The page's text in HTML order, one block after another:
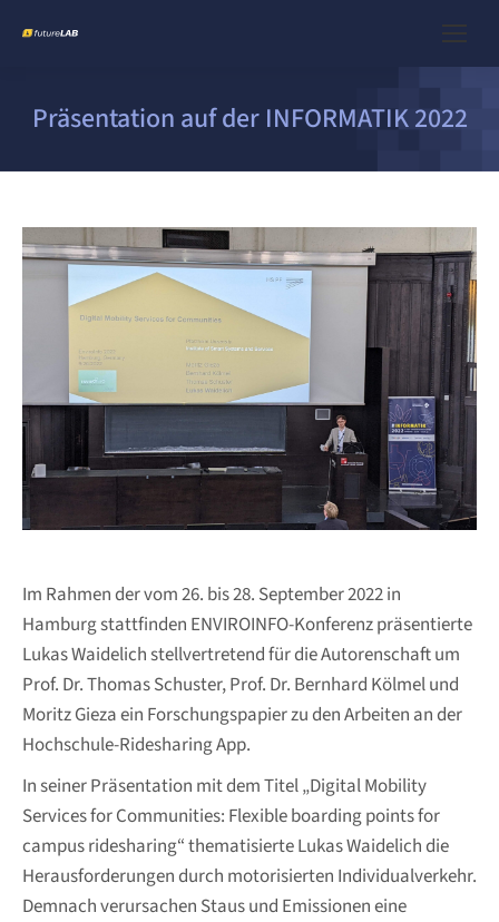
Präsentation auf der INFORMATIK 2022
Im Rahmen der vom 26. bis 28. September 2022 in
Hamburg stattfinden ENVIROINFO-Konferenz präsentierte
Lukas Waidelich stellvertretend für die Autorenschaft um
Prof. Dr. Thomas Schuster, Prof. Dr. Bernhard Kölmel und
Moritz Gieza ein Forschungspapier zu den Arbeiten an der
Hochschule-Ridesharing App.
In seiner Präsentation mit dem Titel „Digital Mobility
Services for Communities: Flexible boarding points for
campus ridesharing“ thematisierte Lukas Waidelich die
Herausforderungen durch motorisierten Individualverkehr.
Demnach verursachen Staus und Emissionen eine